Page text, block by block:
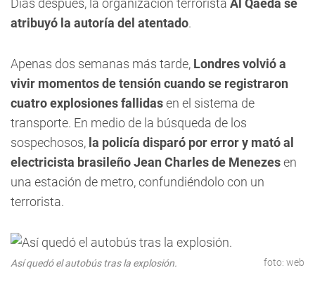
Días después, la organización terrorista Al Qaeda se
atribuyó la autoría del atentado.
Apenas dos semanas más tarde, Londres volvió a
vivir momentos de tensión cuando se registraron
cuatro explosiones fallidasen el sistema de
transporte. En medio de la búsqueda de los
sospechosos, la policía disparó por error y mató al
electricista brasileño Jean Charles de Menezesen
una estación de metro, confundiéndolo con un
terrorista.
Así quedó el autobús tras la explosión. foto: web